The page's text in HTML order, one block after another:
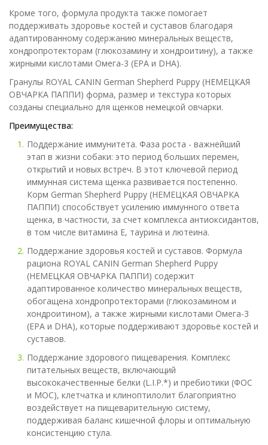
Кроме того, формула продукта также помогает
поддерживать здоровье костей и суставов благодаря
адаптированному содержанию минеральных веществ,
хондропротекторам (глюкозамину и хондроитину), а также
жирными кислотами Омега-3 (EPA и DHA).
Гранулы ROYAL CANIN German Shepherd Puppy (НЕМЕЦКАЯ
ОВЧАРКА ПАППИ) форма, размер и текстура которых
созданы специально для щенков немецкой овчарки.
Преимущества:
Поддержание иммунитета. Фаза роста - важнейший
этап в жизни собаки: это период больших перемен,
открытий и новых встреч. В этот ключевой период
иммунная система щенка развивается постепенно.
Корм German Shepherd Puppy (НЕМЕЦКАЯ ОВЧАРКА
ПАППИ) способствует усилению иммунного ответа
щенка, в частности, за счет комплекса антиоксидантов,
в том числе витамина Е, таурина и лютеина.
Поддержание здоровья костей и суставов. Формула
рациона ROYAL CANIN German Shepherd Puppy
(НЕМЕЦКАЯ ОВЧАРКА ПАППИ) содержит
адаптированное количество минеральных веществ,
обогащена хондропротекторами (глюкозамином и
хондроитином), а также жирными кислотами Омега-3
(EPA и DHA), которые поддерживают здоровье костей и
суставов.
Поддержание здорового пищеварения. Комплекс
питательных веществ, включающий
высококачественные белки (L.I.P.*) и пребиотики (ФОС
и МОС), клетчатка и клиноптилолит благоприятно
воздействует на пищеварительную систему,
поддерживая баланс кишечной флоры и оптимальную
консистенцию стула.